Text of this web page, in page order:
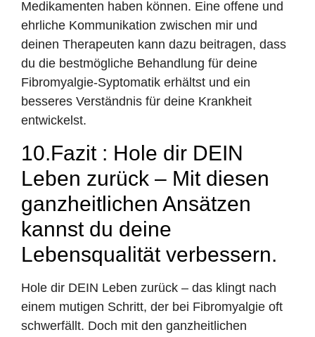
Medikamenten haben können. Eine offene und
ehrliche Kommunikation zwischen mir und
deinen Therapeuten kann dazu beitragen, dass
du die bestmögliche Behandlung für deine
Fibromyalgie-Syptomatik erhältst und ein
besseres Verständnis für deine Krankheit
entwickelst.
10.Fazit : Hole dir DEIN
Leben zurück – Mit diesen
ganzheitlichen Ansätzen
kannst du deine
Lebensqualität verbessern.
Hole dir DEIN Leben zurück – das klingt nach
einem mutigen Schritt, der bei Fibromyalgie oft
schwerfällt. Doch mit den ganzheitlichen